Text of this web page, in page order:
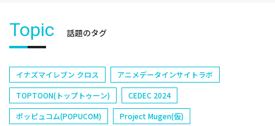
Topic 話題のタグ
イナズマイレブン クロス
アニメデータインサイトラボ
TOPTOON(トップトゥーン)
CEDEC 2024
ポッピュコム(POPUCOM)
Project Mugen(仮)